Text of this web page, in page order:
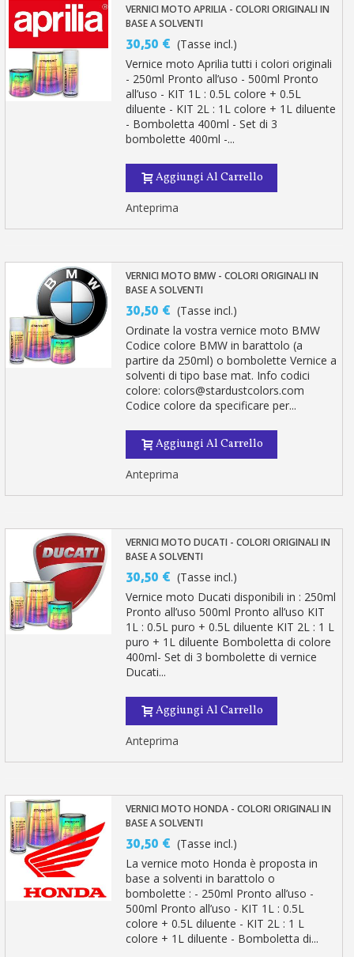
VERNICI MOTO APRILIA - COLORI ORIGINALI IN
BASE A SOLVENTI
30,50 € (Tasse incl.)
Vernice moto Aprilia tutti i colori originali
- 250ml Pronto all’uso - 500ml Pronto
all’uso - KIT 1L : 0.5L colore + 0.5L
diluente - KIT 2L : 1L colore + 1L diluente
- Bomboletta 400ml - Set di 3
bombolette 400ml -...
Aggiungi Al Carrello
Anteprima
VERNICI MOTO BMW - COLORI ORIGINALI IN
BASE A SOLVENTI
30,50 € (Tasse incl.)
Ordinate la vostra vernice moto BMW
Codice colore BMW in barattolo (a
partire da 250ml) o bombolette Vernice a
solventi di tipo base mat. Info codici
colore: colors@stardustcolors.com
Codice colore da specificare per...
Aggiungi Al Carrello
Anteprima
VERNICI MOTO DUCATI - COLORI ORIGINALI IN
BASE A SOLVENTI
30,50 € (Tasse incl.)
Vernice moto Ducati disponibili in : 250ml
Pronto all’uso 500ml Pronto all’uso KIT
1L : 0.5L puro + 0.5L diluente KIT 2L : 1 L
puro + 1L diluente Bomboletta di colore
400ml- Set di 3 bombolette di vernice
Ducati...
Aggiungi Al Carrello
Anteprima
VERNICI MOTO HONDA - COLORI ORIGINALI IN
BASE A SOLVENTI
30,50 € (Tasse incl.)
La vernice moto Honda è proposta in
base a solventi in barattolo o
bombolette : - 250ml Pronto all’uso -
500ml Pronto all’uso - KIT 1L : 0.5L
colore + 0.5L diluente - KIT 2L : 1 L
colore + 1L diluente - Bomboletta di...